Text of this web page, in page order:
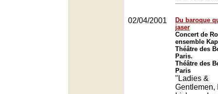
02/04/2001
Du baroque
jaser
Concert de
ensemble
Théâtre des
Paris.
Théâtre des
Paris
"Ladies &
Gentlemen,